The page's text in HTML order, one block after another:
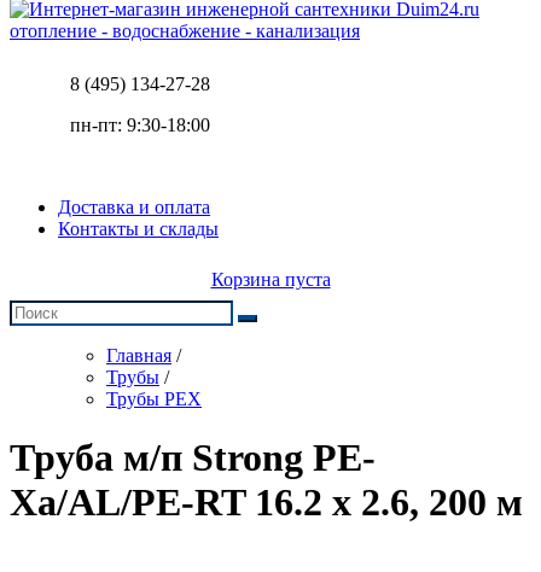
отопление - водоснабжение - канализация
8 (495) 134-27-28
пн-пт: 9:30-18:00
Доставка и оплата
Контакты и склады
Корзина пуста
Главная /
Трубы /
Трубы PEX
Труба м/п Strong PE-
Xa/AL/PE-RT 16.2 x 2.6, 200 м